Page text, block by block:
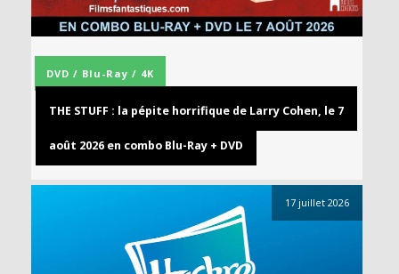
DVD / Blu-Ray / 4K
THE STUFF : la pépite horrifique de Larry Cohen, le 7
août 2026 en combo Blu-Ray + DVD
17 juillet 2026